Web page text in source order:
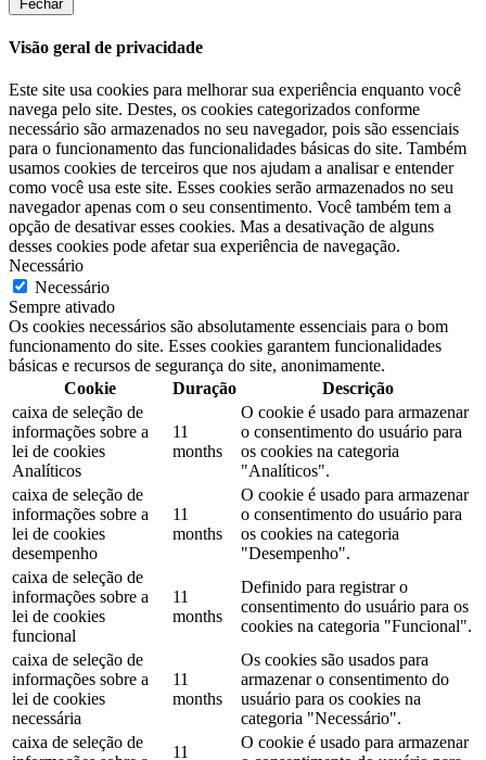
Fechar
Visão geral de privacidade
Este site usa cookies para melhorar sua experiência enquanto você
navega pelo site. Destes, os cookies categorizados conforme
necessário são armazenados no seu navegador, pois são essenciais
para o funcionamento das funcionalidades básicas do site. Também
usamos cookies de terceiros que nos ajudam a analisar e entender
como você usa este site. Esses cookies serão armazenados no seu
navegador apenas com o seu consentimento. Você também tem a
opção de desativar esses cookies. Mas a desativação de alguns
desses cookies pode afetar sua experiência de navegação.
Necessário
Necessário
Sempre ativado
Os cookies necessários são absolutamente essenciais para o bom
funcionamento do site. Esses cookies garantem funcionalidades
básicas e recursos de segurança do site, anonimamente.
Cookie
Duração
Descrição
caixa de seleção de
informações sobre a
lei de cookies
Analíticos
11
months
O cookie é usado para armazenar
o consentimento do usuário para
os cookies na categoria
"Analíticos".
caixa de seleção de
informações sobre a
lei de cookies
desempenho
11
months
O cookie é usado para armazenar
o consentimento do usuário para
os cookies na categoria
"Desempenho".
caixa de seleção de
informações sobre a
lei de cookies
funcional
11
months
Definido para registrar o
consentimento do usuário para os
cookies na categoria "Funcional".
caixa de seleção de
informações sobre a
lei de cookies
necessária
11
months
Os cookies são usados ​​para
armazenar o consentimento do
usuário para os cookies na
categoria "Necessário".
caixa de seleção de
11
O cookie é usado para armazenar